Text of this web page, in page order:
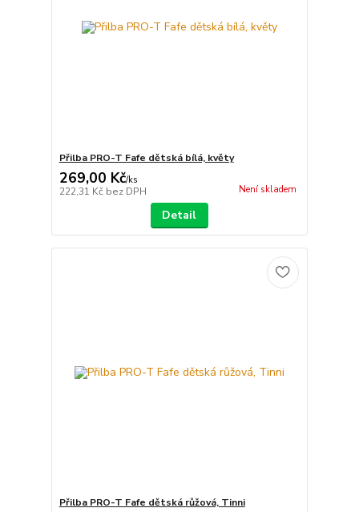
Přilba PRO-T Fafe dětská bílá, květy
269,00 Kč/ks
222,31 Kč bez DPH Není skladem
Detail
Přilba PRO-T Fafe dětská růžová, Tinni